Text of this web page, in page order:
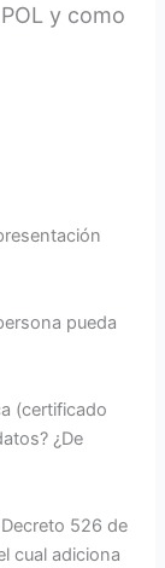
y como
pueda
(certificado
¿De
526 de
cual adiciona